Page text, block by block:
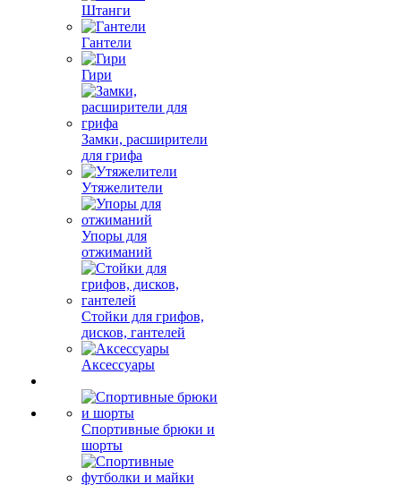
Штанги
Гантели
Гири
Замки, расширители
для грифа
Утяжелители
Упоры для
отжиманий
Стойки для грифов,
дисков, гантелей
Аксессуары
Спортивные брюки и
шорты